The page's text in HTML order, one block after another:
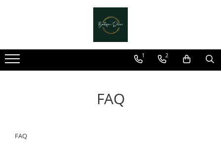
Clutch dama
Genti Piele Naturala
1 2
FAQ
FAQ